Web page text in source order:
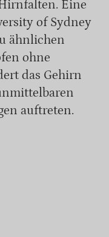
Eine
of Sydney
ähnlichen
ohne
das Gehirn
auftreten.